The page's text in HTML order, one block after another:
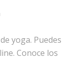
yoga. Puedes
Conoce los